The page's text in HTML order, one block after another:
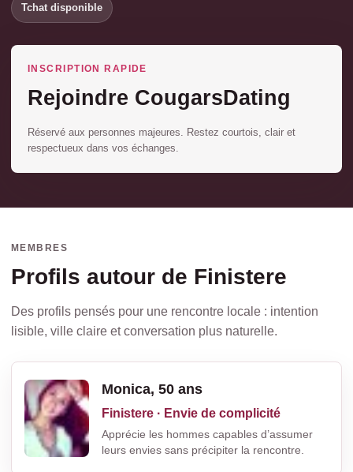
Tchat disponible
INSCRIPTION RAPIDE
Rejoindre CougarsDating
Réservé aux personnes majeures. Restez courtois, clair et
respectueux dans vos échanges.
MEMBRES
Profils autour de Finistere
Des profils pensés pour une rencontre locale : intention
lisible, ville claire et conversation plus naturelle.
Monica, 50 ans
Finistere · Envie de complicité
Apprécie les hommes capables d’assumer
leurs envies sans précipiter la rencontre.